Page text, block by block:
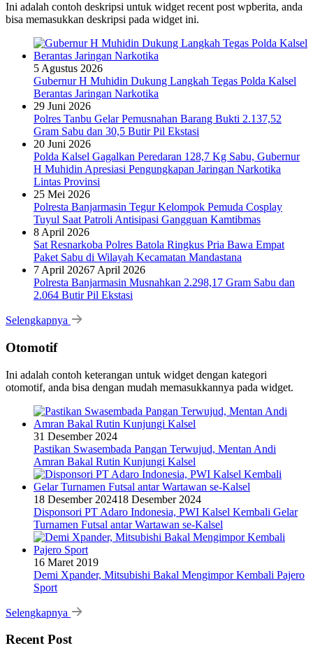
Ini adalah contoh deskripsi untuk widget recent post wpberita, anda
bisa memasukkan deskripsi pada widget ini.
5 Agustus 2026
Gubernur H Muhidin Dukung Langkah Tegas Polda Kalsel
Berantas Jaringan Narkotika
29 Juni 2026
Polres Tanbu Gelar Pemusnahan Barang Bukti 2.137,52
Gram Sabu dan 30,5 Butir Pil Ekstasi
20 Juni 2026
Polda Kalsel Gagalkan Peredaran 128,7 Kg Sabu, Gubernur
H Muhidin Apresiasi Pengungkapan Jaringan Narkotika
Lintas Provinsi
25 Mei 2026
Polresta Banjarmasin Tegur Kelompok Pemuda Cosplay
Tuyul Saat Patroli Antisipasi Gangguan Kamtibmas
8 April 2026
Sat Resnarkoba Polres Batola Ringkus Pria Bawa Empat
Paket Sabu di Wilayah Kecamatan Mandastana
7 April 20267 April 2026
Polresta Banjarmasin Musnahkan 2.298,17 Gram Sabu dan
2.064 Butir Pil Ekstasi
Selengkapnya
Otomotif
Ini adalah contoh keterangan untuk widget dengan kategori
otomotif, anda bisa dengan mudah memasukkannya pada widget.
31 Desember 2024
Pastikan Swasembada Pangan Terwujud, Mentan Andi
Amran Bakal Rutin Kunjungi Kalsel
18 Desember 202418 Desember 2024
Disponsori PT Adaro Indonesia, PWI Kalsel Kembali Gelar
Turnamen Futsal antar Wartawan se-Kalsel
16 Maret 2019
Demi Xpander, Mitsubishi Bakal Mengimpor Kembali Pajero
Sport
Selengkapnya
Recent Post